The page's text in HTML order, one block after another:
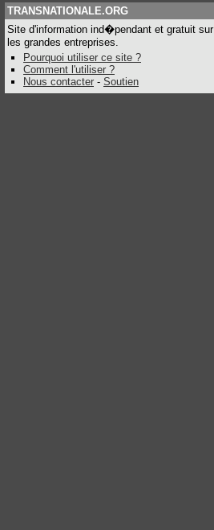
TRANSNATIONALE.ORG
Site d'information ind�pendant et gratuit sur
les grandes entreprises.
Pourquoi utiliser ce site ?
Comment l'utiliser ?
Nous contacter - Soutien